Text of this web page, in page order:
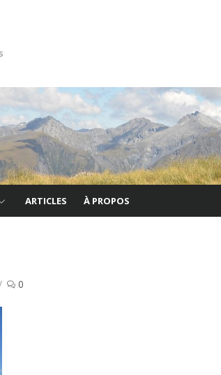
ARTICLES À PROPOS
0